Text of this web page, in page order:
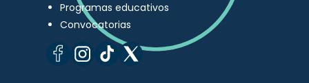
Programas educativos
Convocatorias